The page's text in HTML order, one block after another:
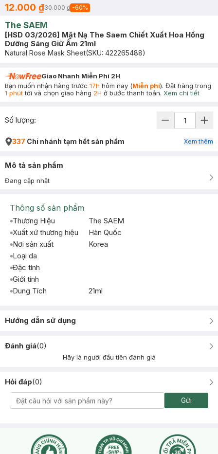
12.000 ₫30.000 ₫ -60%
The SAEM
[HSD 03/2026] Mặt Nạ The Saem Chiết Xuất Hoa Hồng
Dưỡng Sáng Giữ Ẩm 21ml
Natural Rose Mask Sheet(SKU: 422265488)
Giao Nhanh Miễn Phí 2H
Bạn muốn nhận hàng trước 17h hôm nay (Miễn phí). Đặt hàng trong
1 phúttới và chọn giao hàng 2H ở bước thanh toán. Xem chi tiết
Số lượng:
337 Chi nhánh tạm hết sản phẩm Xem thêm
Mô tả sản phẩm
Đang cập nhật
Thông số sản phẩm
Thương Hiệu
The SAEM
Xuất xứ thương hiệu
Hàn Quốc
Nơi sản xuất
Korea
Loại da
Đặc tính
Giới tính
Dung Tích
21ml
Hướng dẫn sử dụng
Đánh giá(0)
Hãy là người đầu tiên đánh giá
Hỏi đáp(0)
Gửi